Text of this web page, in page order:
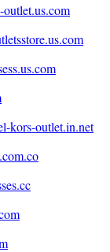
kors-outlet.in.net